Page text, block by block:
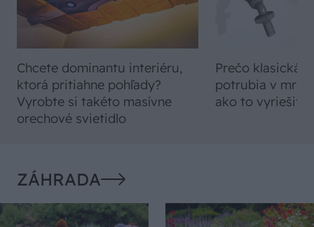
Chcete dominantu interiéru,
ktorá pritiahne pohľady?
Vyrobte si takéto masívne
orechové svietidlo
Prečo klasická
potrubia v
ako to vyriešiť
ZÁHRADA